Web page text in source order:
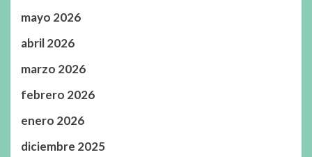
mayo 2026
abril 2026
marzo 2026
febrero 2026
enero 2026
diciembre 2025